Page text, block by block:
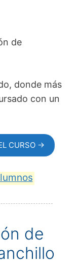
de
donde más
con un
CURSO →
de